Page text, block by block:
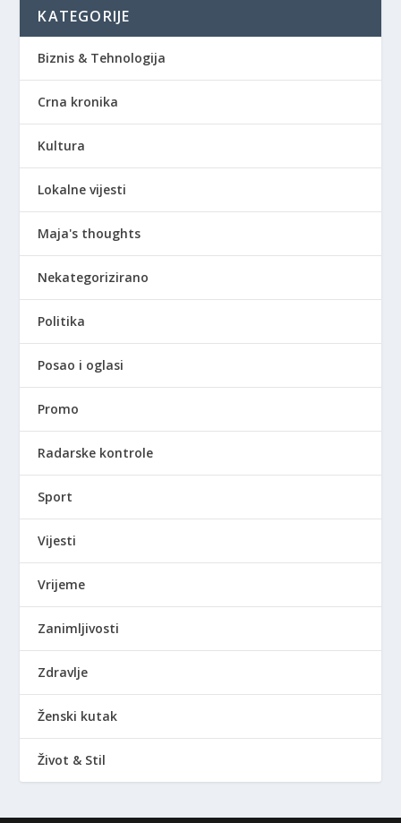
KATEGORIJE
Biznis & Tehnologija
Crna kronika
Kultura
Lokalne vijesti
Maja's thoughts
Nekategorizirano
Politika
Posao i oglasi
Promo
Radarske kontrole
Sport
Vijesti
Vrijeme
Zanimljivosti
Zdravlje
Ženski kutak
Život & Stil